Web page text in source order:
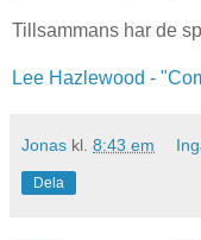
Tillsammans har de
Lee Hazlewood -
Jonas kl. 8:43 em
Dela